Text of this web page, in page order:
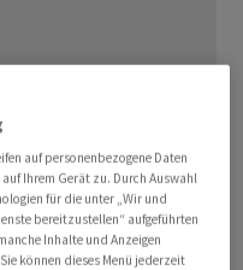
auf personenbezogene Daten
Ihrem Gerät zu. Durch Auswahl
für die unter „Wir und
bereitzustellen“ aufgeführten
Inhalte und Anzeigen
können dieses Menü jederzeit